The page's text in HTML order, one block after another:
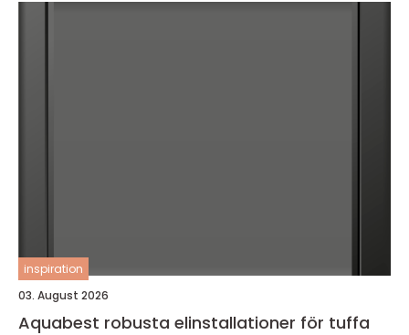
inspiration
03. August 2026
Aquabest robusta elinstallationer för tuffa